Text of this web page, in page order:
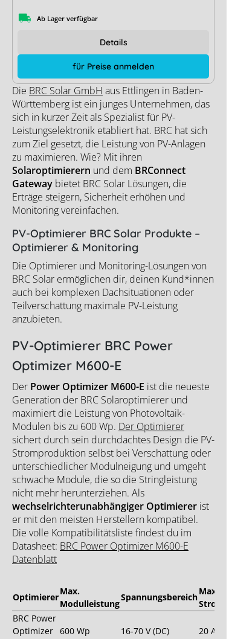
Ab Lager verfügbar
für Preise anmelden
Details
Die BRC Solar GmbH aus Ettlingen in Baden-
Württemberg ist ein junges Unternehmen, das
sich in kurzer Zeit als Spezialist für PV-
Leistungselektronik etabliert hat. BRC hat sich
zum Ziel gesetzt, die Leistung von PV-Anlagen
zu maximieren. Wie? Mit ihren
Solaroptimierern und dem BRConnect
Gateway bietet BRC Solar Lösungen, die
Erträge steigern, Sicherheit erhöhen und
Monitoring vereinfachen.
PV-Optimierer BRC Solar Produkte –
Optimierer & Monitoring
Die Optimierer und Monitoring-Lösungen von
BRC Solar ermöglichen dir, deinen Kund*innen
auch bei komplexen Dachsituationen oder
Teilverschattung maximale PV-Leistung
anzubieten.
PV-Optimierer BRC Power
Optimizer M600-E
Der Power Optimizer M600-E ist die neueste
Generation der BRC Solaroptimierer und
maximiert die Leistung von Photovoltaik-
Modulen bis zu 600 Wp. Der Optimierer
sichert durch sein durchdachtes Design die PV-
Stromproduktion selbst bei Verschattung oder
unterschiedlicher Modulneigung und umgeht
schwache Module, die so die Stringleistung
nicht mehr herunterziehen. Als
wechselrichterunabhängiger Optimierer ist
er mit den meisten Herstellern kompatibel.
Die volle Kompatibilitätsliste findest du im
Datasheet: BRC Power Optimizer M600-E
Datenblatt
Optimierer
Max.
Modulleistung
Spannungsbereich
Max.
BRC Power
Optimizer 600 Wp 16-70 V (DC) 20 A